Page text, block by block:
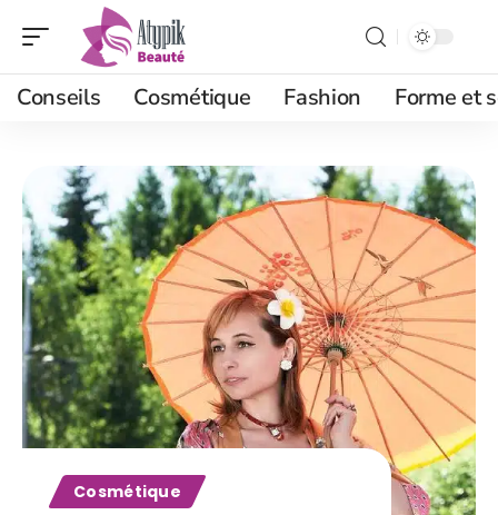
Conseils Cosmétique Fashion Forme et
Cosmétique